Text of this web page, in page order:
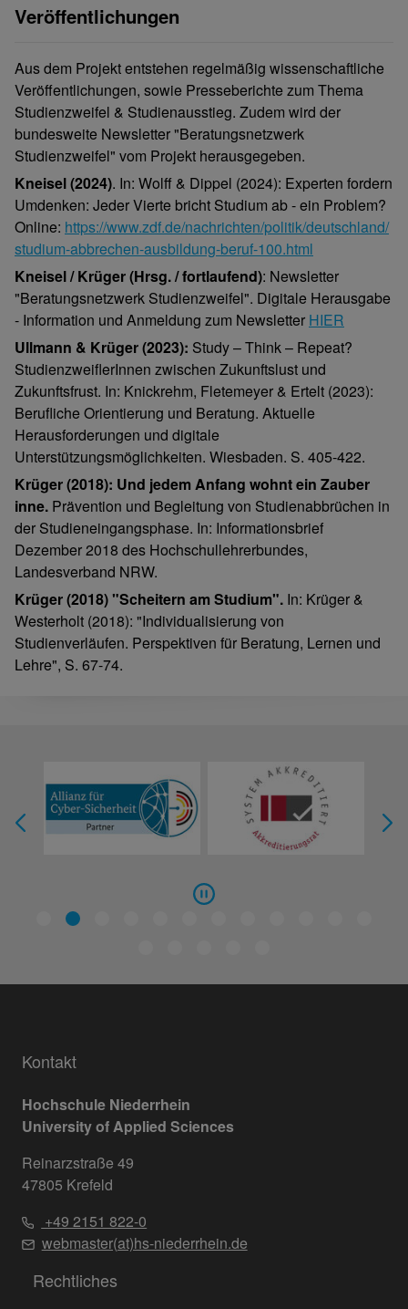
Veröffentlichungen
Aus dem Projekt entstehen regelmäßig wissenschaftliche
Veröffentlichungen, sowie Presseberichte zum Thema
Studienzweifel & Studienausstieg. Zudem wird der
bundesweite Newsletter "Beratungsnetzwerk
Studienzweifel" vom Projekt herausgegeben.
Kneisel (2024). In: Wolff & Dippel (2024): Experten fordern
Umdenken: Jeder Vierte bricht Studium ab - ein Problem?
Online: https://www.zdf.de/nachrichten/politik/deutschland/
studium-abbrechen-ausbildung-beruf-100.html
Kneisel / Krüger (Hrsg. / fortlaufend): Newsletter
"Beratungsnetzwerk Studienzweifel". Digitale Herausgabe
- Information und Anmeldung zum Newsletter HIER
Ullmann & Krüger (2023): Study – Think – Repeat?
StudienzweiflerInnen zwischen Zukunftslust und
Zukunftsfrust. In: Knickrehm, Fletemeyer & Ertelt (2023):
Berufliche Orientierung und Beratung. Aktuelle
Herausforderungen und digitale
Unterstützungsmöglichkeiten. Wiesbaden. S. 405-422.
Krüger (2018): Und jedem Anfang wohnt ein Zauber
inne. Prävention und Begleitung von Studienabbrüchen in
der Studieneingangsphase. In: Informationsbrief
Dezember 2018 des Hochschullehrerbundes,
Landesverband NRW.
Krüger (2018) "Scheitern am Studium". In: Krüger &
Westerholt (2018): "Individualisierung von
Studienverläufen. Perspektiven für Beratung, Lernen und
Lehre", S. 67-74.
Kontakt
Hochschule Niederrhein
University of Applied Sciences
Reinarzstraße 49
47805 Krefeld
+49 2151 822-0
webmaster(at)hs-niederrhein.de
Rechtliches